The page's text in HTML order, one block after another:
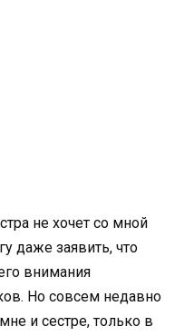
не хочет со мной
даже заявить, что
внимания
Но совсем недавно
и сестре, только в